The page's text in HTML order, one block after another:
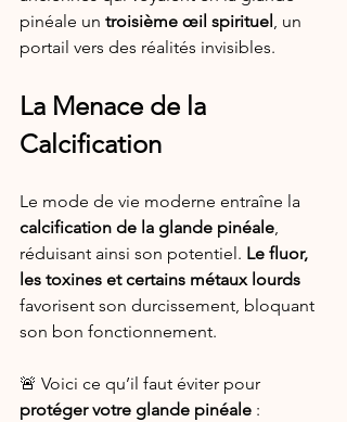
pinéale un troisième œil spirituel , un
portail vers des réalités invisibles.
La Menace de la
Calcification
Le mode de vie moderne entraîne la
calcification de la glande pinéale,
réduisant ainsi son potentiel. Le fluor,
les toxines et certains métaux lourds
favorisent son durcissement, bloquant
son bon fonctionnement.
🚨 Voici ce qu’il faut éviter pour
protéger votre glande pinéale :